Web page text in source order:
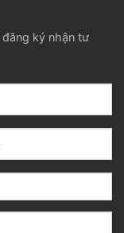
ký nhận tư